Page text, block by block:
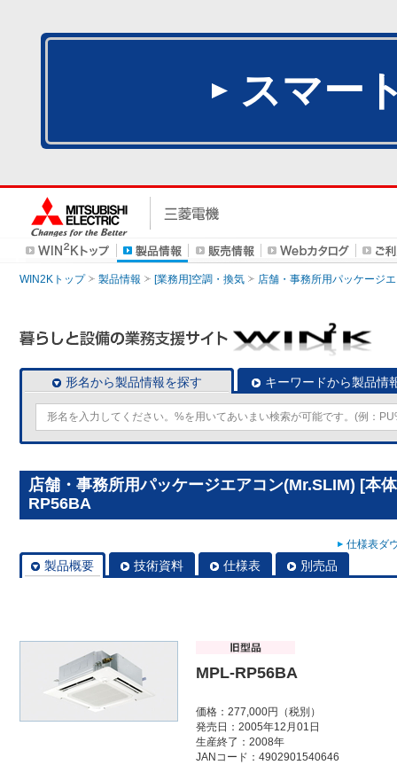
スマー
WIN2Kトップ 製品情報 [業務用]空調・換気 店舗・事務所用パッケージ
形名から製品情報を探す キーワードから製品情
店舗・事務所用パッケージエアコン(Mr.SLIM) [本
RP56BA
仕様表ダ
製品概要 技術資料 仕様表 別売品
MPL-RP56BA
価格：277,000円（税別）
発売日：2005年12月01日
生産終了：2008年
JANコード：4902901540646